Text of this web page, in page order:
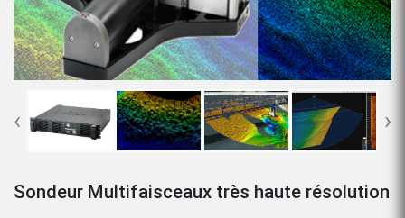
‹ ›
Sondeur Multifaisceaux très haute résolution